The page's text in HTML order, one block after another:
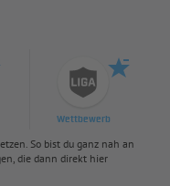
Wettbewerb
So bist du ganz nah an
die dann direkt hier